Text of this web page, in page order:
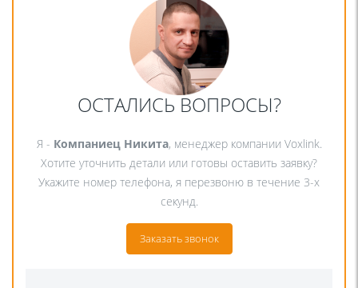
ОСТАЛИСЬ ВОПРОСЫ?
Я - Компаниец Никита, менеджер компании Voxlink.
Хотите уточнить детали или готовы оставить заявку?
Укажите номер телефона, я перезвоню в течение 3-х
секунд.
Заказать звонок